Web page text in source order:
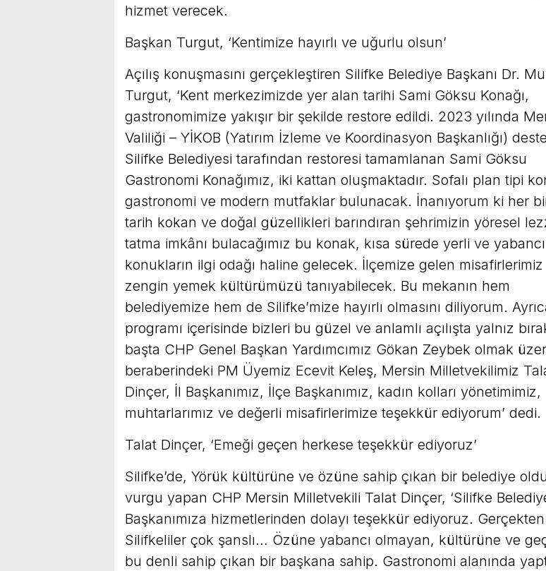
hizmet verecek.
Başkan Turgut, ‘Kentimize hayırlı ve uğurlu olsun’
Açılış konuşmasını gerçekleştiren Silifke Belediye Başkanı Dr.
Turgut, ‘Kent merkezimizde yer alan tarihi Sami Göksu Konağı,
gastronomimize yakışır bir şekilde restore edildi. 2023 yılında
Valiliği – YİKOB (Yatırım İzleme ve Koordinasyon Başkanlığı)
Silifke Belediyesi tarafından restoresi tamamlanan Sami Göksu
Gastronomi Konağımız, iki kattan oluşmaktadır. Sofalı plan tipi
gastronomi ve modern mutfaklar bulunacak. İnanıyorum ki her
tarih kokan ve doğal güzellikleri barındıran şehrimizin yöresel
tatma imkânı bulacağımız bu konak, kısa sürede yerli ve yabancı
konukların ilgi odağı haline gelecek. İlçemize gelen
zengin yemek kültürümüzü tanıyabilecek. Bu mekanın hem
belediyemize hem de Silifke’mize hayırlı olmasını diliyorum.
programı içerisinde bizleri bu güzel ve anlamlı açılışta yalnız
başta CHP Genel Başkan Yardımcımız Gökan Zeybek olmak
beraberindeki PM Üyemiz Ecevit Keleş, Mersin Milletvekilimiz
Dinçer, İl Başkanımız, İlçe Başkanımız, kadın kolları yönetimimiz,
muhtarlarımız ve değerli misafirlerimize teşekkür ediyorum’ dedi.
Talat Dinçer, ‘Emeği geçen herkese teşekkür ediyoruz’
Silifke’de, Yörük kültürüne ve özüne sahip çıkan bir belediye
vurgu yapan CHP Mersin Milletvekili Talat Dinçer, ‘Silifke
Başkanımıza hizmetlerinden dolayı teşekkür ediyoruz. Gerçekten
Silifkeliler çok şanslı… Özüne yabancı olmayan, kültürüne ve
bu denli sahip çıkan bir başkana sahip. Gastronomi alanında